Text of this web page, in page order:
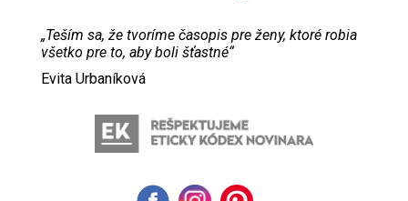
„Teším sa, že tvoríme časopis pre ženy, ktoré robia
všetko pre to, aby boli šťastné“
Evita Urbaníková